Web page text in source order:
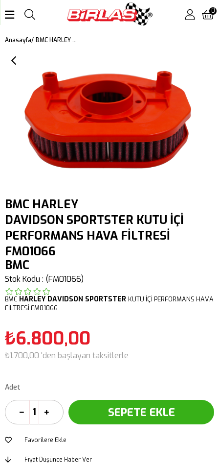
0
Anasayfa BMC HARLEY DAVIDSON SPORTSTER KUTU İÇİ PERFORMANS HAVA FİLTRESİ FM01066
BMC HARLEY
DAVIDSON SPORTSTER KUTU İÇİ
PERFORMANS HAVA FİLTRESİ
FM01066
BMC
Stok Kodu (FM01066)
BMC HARLEY DAVIDSON SPORTSTER KUTU İÇİ PERFORMANS HAVA
FİLTRESİ FM01066
₺6.800,00
₺1.700,00 'den başlayan taksitlerle
Adet
Favorilere Ekle
Fiyat Düşünce Haber Ver